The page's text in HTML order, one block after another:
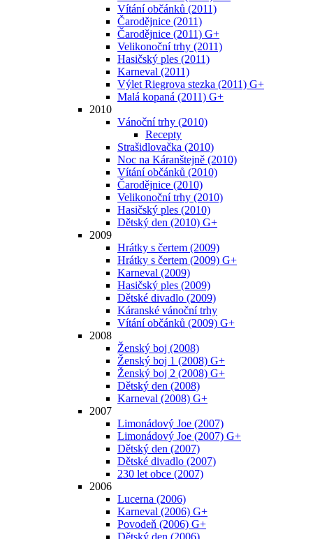
Vítání občánků (2011)
Čarodějnice (2011)
Čarodějnice (2011) G+
Velikonoční trhy (2011)
Hasičský ples (2011)
Karneval (2011)
Výlet Riegrova stezka (2011) G+
Malá kopaná (2011) G+
2010
Vánoční trhy (2010)
Recepty
Strašidlovačka (2010)
Noc na Káranštejně (2010)
Vítání občánků (2010)
Čarodějnice (2010)
Velikonoční trhy (2010)
Hasičský ples (2010)
Dětský den (2010) G+
2009
Hrátky s čertem (2009)
Hrátky s čertem (2009) G+
Karneval (2009)
Hasičský ples (2009)
Dětské divadlo (2009)
Káranské vánoční trhy
Vítání občánků (2009) G+
2008
Ženský boj (2008)
Ženský boj 1 (2008) G+
Ženský boj 2 (2008) G+
Dětský den (2008)
Karneval (2008) G+
2007
Limonádový Joe (2007)
Limonádový Joe (2007) G+
Dětský den (2007)
Dětské divadlo (2007)
230 let obce (2007)
2006
Lucerna (2006)
Karneval (2006) G+
Povodeň (2006) G+
Dětský den (2006)